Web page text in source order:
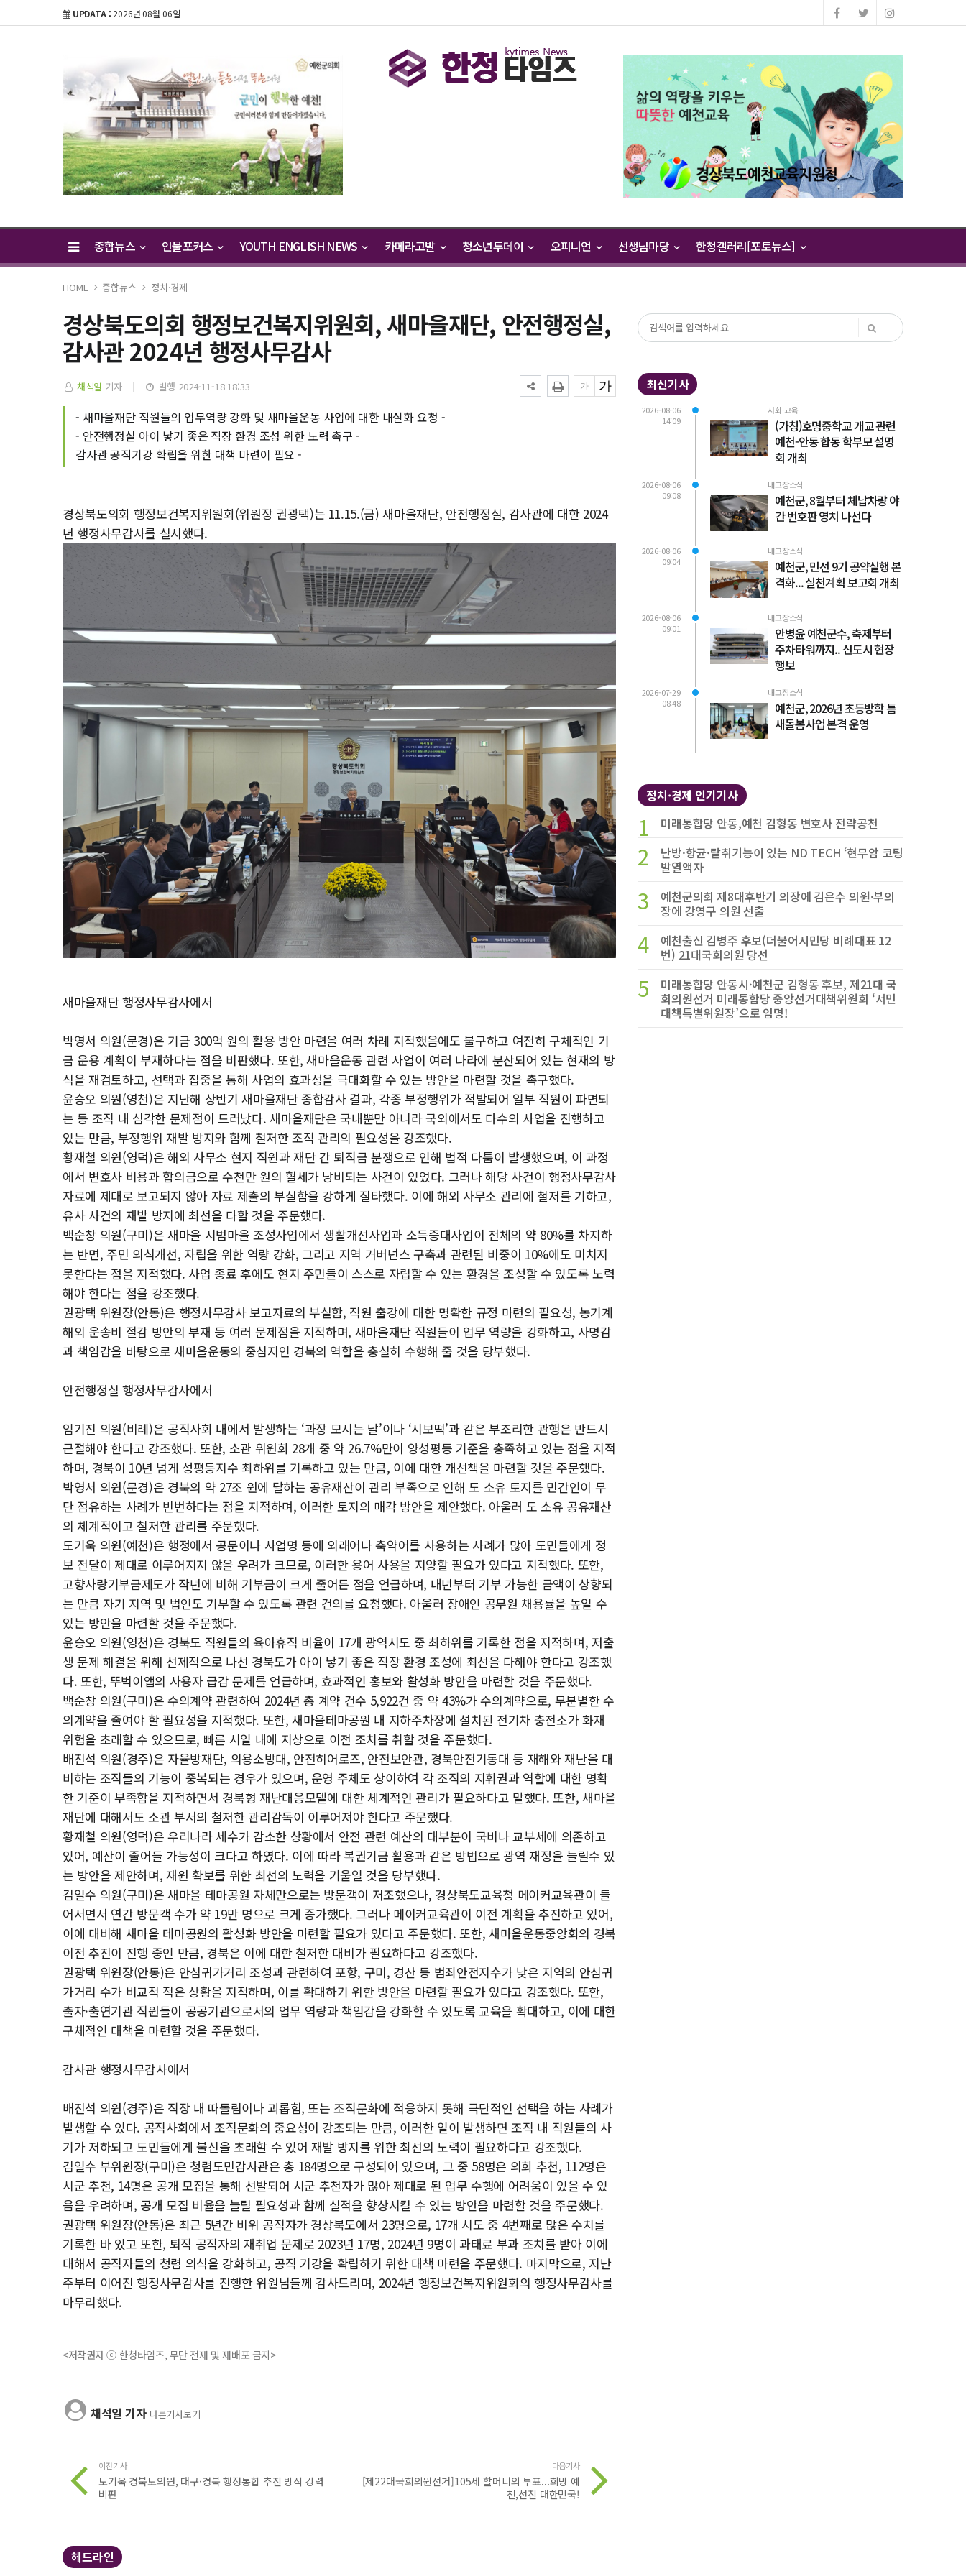
UPDATA : 2026년 08월 06일
종합뉴스 인물포커스 YOUTH ENGLISH NEWS 카메라고발 청소년투데이 오피니언 선생님마당 한청갤러리[포토뉴스]
HOME 종합뉴스 정치·경제
경상북도의회 행정보건복지위원회, 새마을재단, 안전행정실,
감사관 2024년 행정사무감사
채석일 기자 발행 2024-11-18 18:33
- 새마을재단 직원들의 업무역량 강화 및 새마을운동 사업에 대한 내실화 요청 -
- 안전행정실 아이 낳기 좋은 직장 환경 조성 위한 노력 촉구 -
감사관 공직기강 확립을 위한 대책 마련이 필요 -
경상북도의회 행정보건복지위원회(위원장 권광택)는 11.15.(금) 새마을재단, 안전행정실, 감사관에 대한 2024
년 행정사무감사를 실시했다.
새마을재단 행정사무감사에서
박영서 의원(문경)은 기금 300억 원의 활용 방안 마련을 여러 차례 지적했음에도 불구하고 여전히 구체적인 기
금 운용 계획이 부재하다는 점을 비판했다. 또한, 새마을운동 관련 사업이 여러 나라에 분산되어 있는 현재의 방
식을 재검토하고, 선택과 집중을 통해 사업의 효과성을 극대화할 수 있는 방안을 마련할 것을 촉구했다.
윤승오 의원(영천)은 지난해 상반기 새마을재단 종합감사 결과, 각종 부정행위가 적발되어 일부 직원이 파면되
는 등 조직 내 심각한 문제점이 드러났다. 새마을재단은 국내뿐만 아니라 국외에서도 다수의 사업을 진행하고
있는 만큼, 부정행위 재발 방지와 함께 철저한 조직 관리의 필요성을 강조했다.
황재철 의원(영덕)은 해외 사무소 현지 직원과 재단 간 퇴직금 분쟁으로 인해 법적 다툼이 발생했으며, 이 과정
에서 변호사 비용과 합의금으로 수천만 원의 혈세가 낭비되는 사건이 있었다. 그러나 해당 사건이 행정사무감사
자료에 제대로 보고되지 않아 자료 제출의 부실함을 강하게 질타했다. 이에 해외 사무소 관리에 철저를 기하고,
유사 사건의 재발 방지에 최선을 다할 것을 주문했다.
백순창 의원(구미)은 새마을 시범마을 조성사업에서 생활개선사업과 소득증대사업이 전체의 약 80%를 차지하
는 반면, 주민 의식개선, 자립을 위한 역량 강화, 그리고 지역 거버넌스 구축과 관련된 비중이 10%에도 미치지
못한다는 점을 지적했다. 사업 종료 후에도 현지 주민들이 스스로 자립할 수 있는 환경을 조성할 수 있도록 노력
해야 한다는 점을 강조했다.
권광택 위원장(안동)은 행정사무감사 보고자료의 부실함, 직원 출강에 대한 명확한 규정 마련의 필요성, 농기계
해외 운송비 절감 방안의 부재 등 여러 문제점을 지적하며, 새마을재단 직원들이 업무 역량을 강화하고, 사명감
과 책임감을 바탕으로 새마을운동의 중심지인 경북의 역할을 충실히 수행해 줄 것을 당부했다.
안전행정실 행정사무감사에서
임기진 의원(비례)은 공직사회 내에서 발생하는 ‘과장 모시는 날’이나 ‘시보떡’과 같은 부조리한 관행은 반드시
근절해야 한다고 강조했다. 또한, 소관 위원회 28개 중 약 26.7%만이 양성평등 기준을 충족하고 있는 점을 지적
하며, 경북이 10년 넘게 성평등지수 최하위를 기록하고 있는 만큼, 이에 대한 개선책을 마련할 것을 주문했다.
박영서 의원(문경)은 경북의 약 27조 원에 달하는 공유재산이 관리 부족으로 인해 도 소유 토지를 민간인이 무
단 점유하는 사례가 빈번하다는 점을 지적하며, 이러한 토지의 매각 방안을 제안했다. 아울러 도 소유 공유재산
의 체계적이고 철저한 관리를 주문했다.
도기욱 의원(예천)은 행정에서 공문이나 사업명 등에 외래어나 축약어를 사용하는 사례가 많아 도민들에게 정
보 전달이 제대로 이루어지지 않을 우려가 크므로, 이러한 용어 사용을 지양할 필요가 있다고 지적했다. 또한,
고향사랑기부금제도가 작년에 비해 기부금이 크게 줄어든 점을 언급하며, 내년부터 기부 가능한 금액이 상향되
는 만큼 자기 지역 및 법인도 기부할 수 있도록 관련 건의를 요청했다. 아울러 장애인 공무원 채용률을 높일 수
있는 방안을 마련할 것을 주문했다.
윤승오 의원(영천)은 경북도 직원들의 육아휴직 비율이 17개 광역시도 중 최하위를 기록한 점을 지적하며, 저출
생 문제 해결을 위해 선제적으로 나선 경북도가 아이 낳기 좋은 직장 환경 조성에 최선을 다해야 한다고 강조했
다. 또한, 뚜벅이앱의 사용자 급감 문제를 언급하며, 효과적인 홍보와 활성화 방안을 마련할 것을 주문했다.
백순창 의원(구미)은 수의계약 관련하여 2024년 총 계약 건수 5,922건 중 약 43%가 수의계약으로, 무분별한 수
의계약을 줄여야 할 필요성을 지적했다. 또한, 새마을테마공원 내 지하주차장에 설치된 전기차 충전소가 화재
위험을 초래할 수 있으므로, 빠른 시일 내에 지상으로 이전 조치를 취할 것을 주문했다.
배진석 의원(경주)은 자율방재단, 의용소방대, 안전히어로즈, 안전보안관, 경북안전기동대 등 재해와 재난을 대
비하는 조직들의 기능이 중복되는 경우가 있으며, 운영 주체도 상이하여 각 조직의 지휘권과 역할에 대한 명확
한 기준이 부족함을 지적하면서 경북형 재난대응모델에 대한 체계적인 관리가 필요하다고 말했다. 또한, 새마을
재단에 대해서도 소관 부서의 철저한 관리감독이 이루어져야 한다고 주문했다.
황재철 의원(영덕)은 우리나라 세수가 감소한 상황에서 안전 관련 예산의 대부분이 국비나 교부세에 의존하고
있어, 예산이 줄어들 가능성이 크다고 하였다. 이에 따라 복권기금 활용과 같은 방법으로 광역 재정을 늘릴수 있
는 방안을 제안하며, 재원 확보를 위한 최선의 노력을 기울일 것을 당부했다.
김일수 의원(구미)은 새마을 테마공원 자체만으로는 방문객이 저조했으나, 경상북도교육청 메이커교육관이 들
어서면서 연간 방문객 수가 약 19만 명으로 크게 증가했다. 그러나 메이커교육관이 이전 계획을 추진하고 있어,
이에 대비해 새마을 테마공원의 활성화 방안을 마련할 필요가 있다고 주문했다. 또한, 새마을운동중앙회의 경북
이전 추진이 진행 중인 만큼, 경북은 이에 대한 철저한 대비가 필요하다고 강조했다.
권광택 위원장(안동)은 안심귀가거리 조성과 관련하여 포항, 구미, 경산 등 범죄안전지수가 낮은 지역의 안심귀
가거리 수가 비교적 적은 상황을 지적하며, 이를 확대하기 위한 방안을 마련할 필요가 있다고 강조했다. 또한,
출자·출연기관 직원들이 공공기관으로서의 업무 역량과 책임감을 강화할 수 있도록 교육을 확대하고, 이에 대한
구체적인 대책을 마련할 것을 주문했다.
감사관 행정사무감사에서
배진석 의원(경주)은 직장 내 따돌림이나 괴롭힘, 또는 조직문화에 적응하지 못해 극단적인 선택을 하는 사례가
발생할 수 있다. 공직사회에서 조직문화의 중요성이 강조되는 만큼, 이러한 일이 발생하면 조직 내 직원들의 사
기가 저하되고 도민들에게 불신을 초래할 수 있어 재발 방지를 위한 최선의 노력이 필요하다고 강조했다.
김일수 부위원장(구미)은 청렴도민감사관은 총 184명으로 구성되어 있으며, 그 중 58명은 의회 추천, 112명은
시군 추천, 14명은 공개 모집을 통해 선발되어 시군 추천자가 많아 제대로 된 업무 수행에 어려움이 있을 수 있
음을 우려하며, 공개 모집 비율을 늘릴 필요성과 함께 실적을 향상시킬 수 있는 방안을 마련할 것을 주문했다.
권광택 위원장(안동)은 최근 5년간 비위 공직자가 경상북도에서 23명으로, 17개 시도 중 4번째로 많은 수치를
기록한 바 있고 또한, 퇴직 공직자의 재취업 문제로 2023년 17명, 2024년 9명이 과태료 부과 조치를 받아 이에
대해서 공직자들의 청렴 의식을 강화하고, 공직 기강을 확립하기 위한 대책 마련을 주문했다. 마지막으로, 지난
주부터 이어진 행정사무감사를 진행한 위원님들께 감사드리며, 2024년 행정보건복지위원회의 행정사무감사를
마무리했다.
<저작권자 ⓒ 한청타임즈, 무단 전재 및 재배포 금지>
채석일 기자 다른기사보기
이전기사
도기욱 경북도의원, 대구·경북 행정통합 추진 방식 강력
비판
다음기사
[제22대국회의원선거]105세 할머니의 투표...희망 예
천,선진 대한민국!
헤드라인
최신기사
2026-08-06
14:09
사회·교육
(가칭)호명중학교 개교 관련
예천-안동 합동 학부모 설명
회 개최
2026-08-06
09:08
내고장소식
예천군, 8월부터 체납차량 야
간 번호판 영치 나선다
2026-08-06
09:04
내고장소식
예천군, 민선 9기 공약실행 본
격화... 실천계획 보고회 개최
2026-08-06
09:01
내고장소식
안병윤 예천군수, 축제부터
주차타워까지.. 신도시 현장
행보
2026-07-29
08:48
내고장소식
예천군, 2026년 초등방학 틈
새돌봄사업 본격 운영
정치·경제 인기기사
1 미래통합당 안동,예천 김형동 변호사 전략공천
2
난방·항균·탈취기능이 있는 ND TECH ‘현무암 코팅
발열액자
3
예천군의회 제8대후반기 의장에 김은수 의원·부의
장에 강영구 의원 선출
4
예천출신 김병주 후보(더불어시민당 비례대표 12
번) 21대국회의원 당선
5
미래통합당 안동시·예천군 김형동 후보, 제21대 국
회의원선거 미래통합당 중앙선거대책위원회 ‘서민
대책특별위원장’으로 임명!